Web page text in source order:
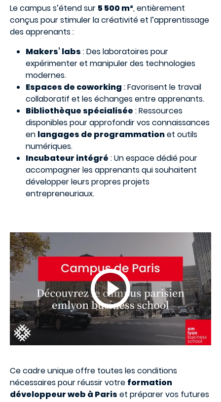
Le campus s’étend sur 5 500 m², entièrement
conçus pour stimuler la créativité et l’apprentissage
des apprenants :
Makers’ labs : Des laboratoires pour
expérimenter et manipuler des technologies
modernes.
Espaces de coworking : Favorisent le travail
collaboratif et les échanges entre apprenants.
Bibliothèque spécialisée : Ressources
disponibles pour approfondir vos connaissances
en langages de programmationet outils
numériques.
Incubateur intégré : Un espace dédié pour
accompagner les apprenants qui souhaitent
développer leurs propres projets
entrepreneuriaux.
Ce cadre unique offre toutes les conditions
nécessaires pour réussir votre formation
développeur web à Paris et préparer vos futures